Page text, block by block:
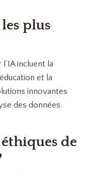
plus
incluent la
et la
innovantes
des données.
de